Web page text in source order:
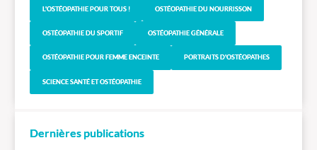
L'OSTÉOPATHIE POUR TOUS ! OSTÉOPATHIE DU NOURRISSON
OSTÉOPATHIE DU SPORTIF OSTÉOPATHIE GÉNÉRALE
OSTÉOPATHIE POUR FEMME ENCEINTE PORTRAITS D'OSTÉOPATHES
SCIENCE SANTÉ ET OSTÉOPATHIE
Dernières publications